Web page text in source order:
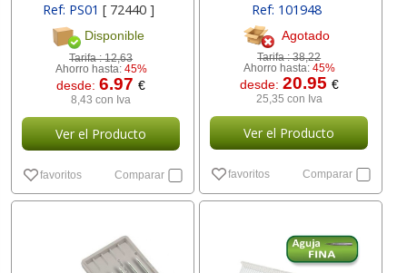
Ref: PS01 [ 72440 ]
Disponible
Tarifa :12,63
Ahorro hasta: 45%
desde:6.97€
8,43 con Iva
Ver el Producto
favoritos Comparar
Ref: 101948
Agotado
Tarifa :38,22
Ahorro hasta: 45%
desde: 20.95 €
25,35 con Iva
Ver el Producto
favoritos Comparar